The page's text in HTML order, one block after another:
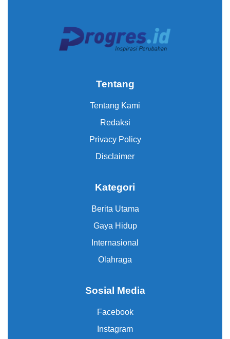
Tentang
Tentang Kami
Redaksi
Privacy Policy
Disclaimer
Kategori
Berita Utama
Gaya Hidup
Internasional
Olahraga
Sosial Media
Facebook
Instagram